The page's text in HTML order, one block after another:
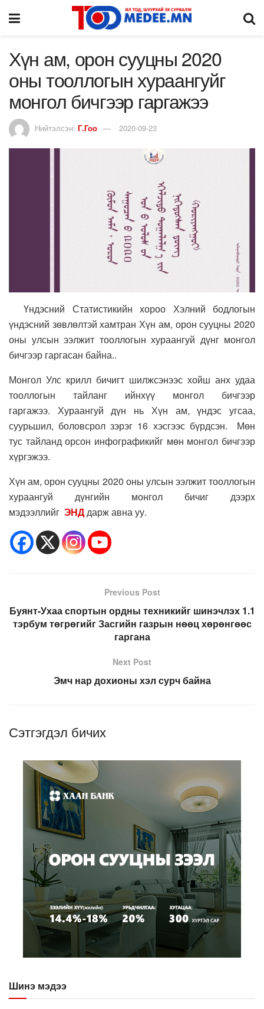
Хүн ам, орон сууцны 2020
оны тооллогын хураангуйг
монгол бичгээр гаргажээ
Нийтэлсэн: Г.Гоо 2020-09-23
Үндэсний Статистикийн хороо Хэлний бодлогын
үндэсний зөвлөлтэй хамтран Хүн ам, орон сууцны 2020
оны улсын ээлжит тооллогын хураангуй дүнг монгол
бичгээр гаргасан байна..
Монгол Улс крилл бичигт шилжсэнээс хойш анх удаа
тооллогын тайланг ийнхүү монгол бичгээр
гаргажээ. Хураангуй дүн нь Хүн ам, үндэс угсаа,
суурьшил, боловсрол зэрэг 16 хэсгээс бүрдсэн. Мөн
тус тайланд орсон инфографикийг мөн монгол бичгээр
хүргэжээ.
Хүн ам, орон сууцны 2020 оны улсын ээлжит тооллогын
хураангуй дүнгийн монгол бичиг дээрх
мэдээллийг ЭНДдарж авна уу.
Previous Post
Буянт-Ухаа спортын ордны техникийг шинэчлэх 1.1
тэрбум төгрөгийг Засгийн газрын нөөц хөрөнгөөс
гаргана
Next Post
Эмч нар дохионы хэл сурч байна
Сэтгэгдэл бичих
Шинэ мэдээ